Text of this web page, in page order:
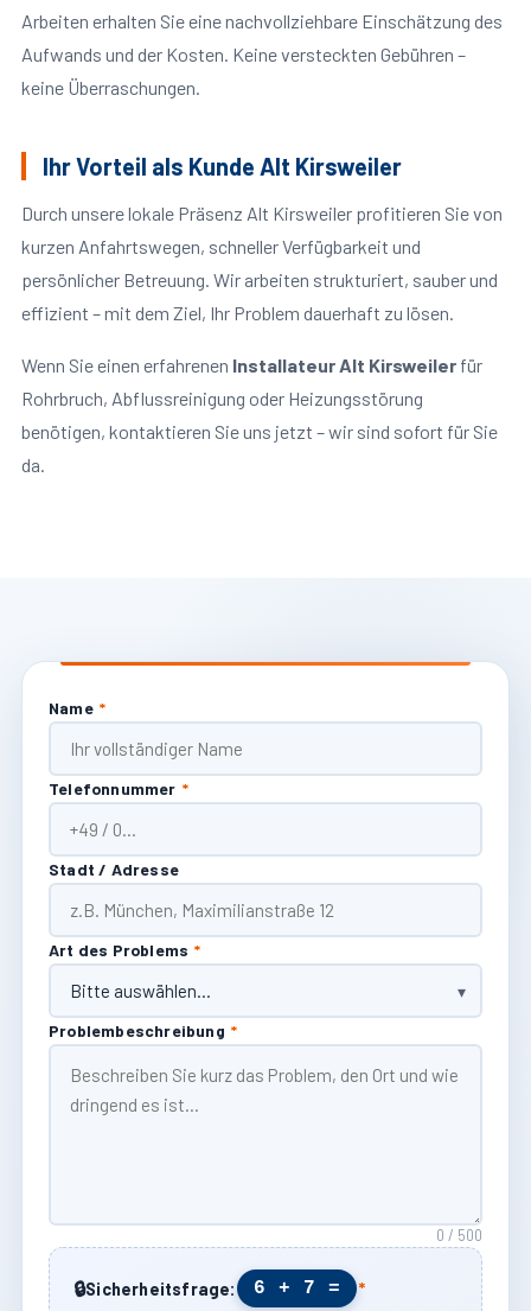
Arbeiten erhalten Sie eine nachvollziehbare Einschätzung des
Aufwands und der Kosten. Keine versteckten Gebühren –
keine Überraschungen.
Ihr Vorteil als Kunde Alt Kirsweiler
Durch unsere lokale Präsenz Alt Kirsweiler profitieren Sie von
kurzen Anfahrtswegen, schneller Verfügbarkeit und
persönlicher Betreuung. Wir arbeiten strukturiert, sauber und
effizient – mit dem Ziel, Ihr Problem dauerhaft zu lösen.
Wenn Sie einen erfahrenen Installateur Alt Kirsweilerfür
Rohrbruch, Abflussreinigung oder Heizungsstörung
benötigen, kontaktieren Sie uns jetzt – wir sind sofort für Sie
da.
Name *
Telefonnummer *
Stadt / Adresse
Art des Problems *
Problembeschreibung *
0 / 500
🔒Sicherheitsfrage: 6 + 7 = *